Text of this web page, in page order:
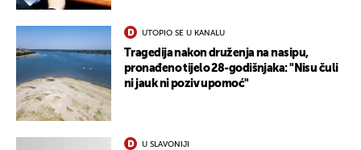
UTOPIO SE U KANALU
Tragedija nakon druženja na nasipu,
pronađeno tijelo 28-godišnjaka: "Nisu čuli
ni jauk ni poziv upomoć"
U SLAVONIJI